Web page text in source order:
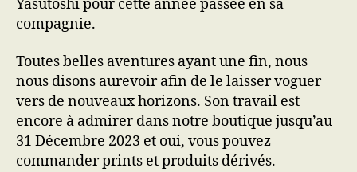
Yasutoshi pour cette année passée en sa
compagnie.
Toutes belles aventures ayant une fin, nous
nous disons aurevoir afin de le laisser voguer
vers de nouveaux horizons. Son travail est
encore à admirer dans notre boutique jusqu’au
31 Décembre 2023 et oui, vous pouvez
commander prints et produits dérivés.